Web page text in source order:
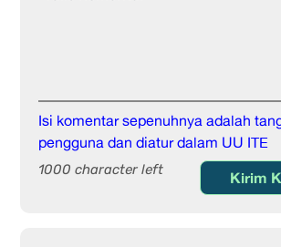
Isi komentar sepenuhnya adalah
pengguna dan diatur dalam UU ITE
1000 character left Kirim